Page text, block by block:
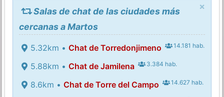
×
Salas de chat de las ciudades más
cercanas a Martos
5.32km • Chat de Torredonjimeno 14.181 hab.
5.88km • Chat de Jamilena 3.384 hab.
8.6km • Chat de Torre del Campo 14.627 hab.